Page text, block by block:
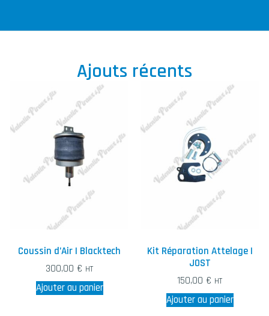
Ajouts récents
Coussin d’Air | Blacktech
300,00 € HT
Ajouter au panier
Kit Réparation Attelage |
JOST
150,00 € HT
Ajouter au panier